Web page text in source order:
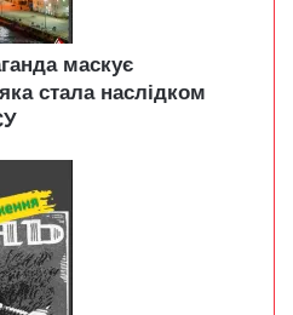
маскує
стала наслідком